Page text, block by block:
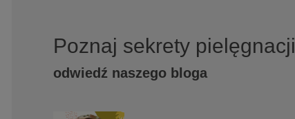
Poznaj sekrety pielęgnacji
odwiedź naszego bloga